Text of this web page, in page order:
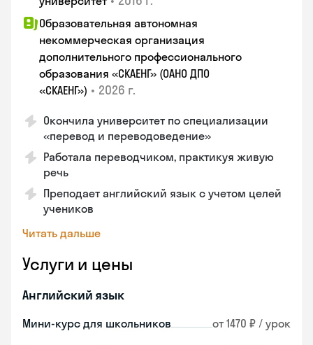
Образовательная автономная
некоммерческая организация
дополнительного профессионального
образования «СКАЕНГ» (ОАНО ДПО
«СКАЕНГ») • 2026 г.
Окончила университет по специализации
«перевод и переводоведение»
Работала переводчиком, практикуя живую
речь
Преподает английский язык с учетом целей
учеников
Читать дальше
Услуги и цены
Английский язык
Мини-курс для школьников от 1470 ₽ / урок